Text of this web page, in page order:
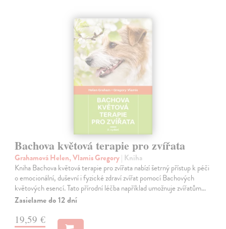
Bachova květová terapie pro zvířata
Grahamová Helen, Vlamis Gregory| Kniha
Kniha Bachova květová terapie pro zvířata nabízí šetrný přístup k péči
o emocionální, duševní i fyzické zdraví zvířat pomocí Bachových
květových esencí. Tato přírodní léčba například umožnuje zvířatům…
Zasielame do 12 dní
19,59 €